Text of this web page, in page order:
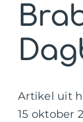
Artikel uit
15 oktober